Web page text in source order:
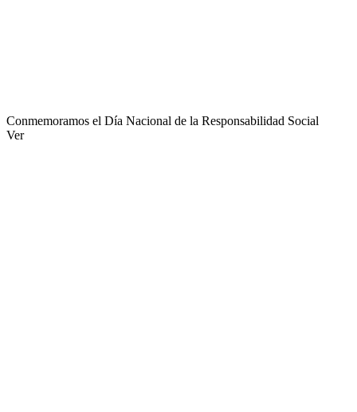
Conmemoramos el Día Nacional de la Responsabilidad Social
Ver